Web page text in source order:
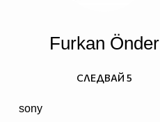
Furkan Önder
sony
СЛЕДВАЙ 5